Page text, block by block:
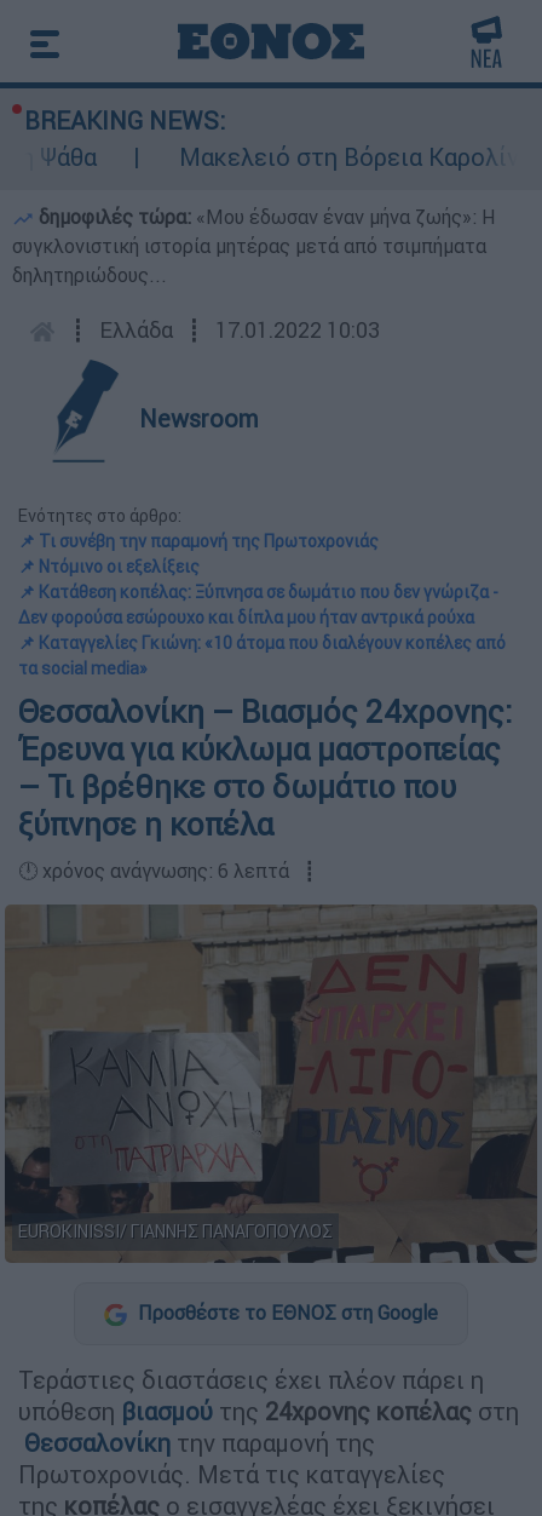
BREAKING NEWS:
Μακελειό στη Βόρεια Καρολίνα
δημοφιλές τώρα: «Μου έδωσαν έναν μήνα ζωής»: Η
συγκλονιστική ιστορία μητέρας μετά από τσιμπήματα
δηλητηριώδους...
┋ Ελλάδα ┋ 17.01.2022 10:03
Newsroom
Ενότητες στο άρθρο:
📌 Τι συνέβη την παραμονή της Πρωτοχρονιάς
📌 Ντόμινο οι εξελίξεις
📌 Κατάθεση κοπέλας: Ξύπνησα σε δωμάτιο που δεν γνώριζα -
Δεν φορούσα εσώρουχο και δίπλα μου ήταν αντρικά ρούχα
📌 Καταγγελίες Γκιώνη: «10 άτομα που διαλέγουν κοπέλες από
τα social media»
Θεσσαλονίκη – Βιασμός 24χρονης:
Έρευνα για κύκλωμα μαστροπείας
– Τι βρέθηκε στο δωμάτιο που
ξύπνησε η κοπέλα
🕛 χρόνος ανάγνωσης: 6 λεπτά ┋
EUROKINISSI/ ΓΙΑΝΝΗΣ ΠΑΝΑΓΟΠΟΥΛΟΣ
Προσθέστε το ΕΘΝΟΣ στη Google
Τεράστιες διαστάσεις έχει πλέον πάρει η
υπόθεση βιασμού της 24χρονης κοπέλας στη
Θεσσαλονίκη την παραμονή της
Πρωτοχρονιάς. Μετά τις καταγγελίες
της κοπέλας ο εισαγγελέας έχει ξεκινήσει